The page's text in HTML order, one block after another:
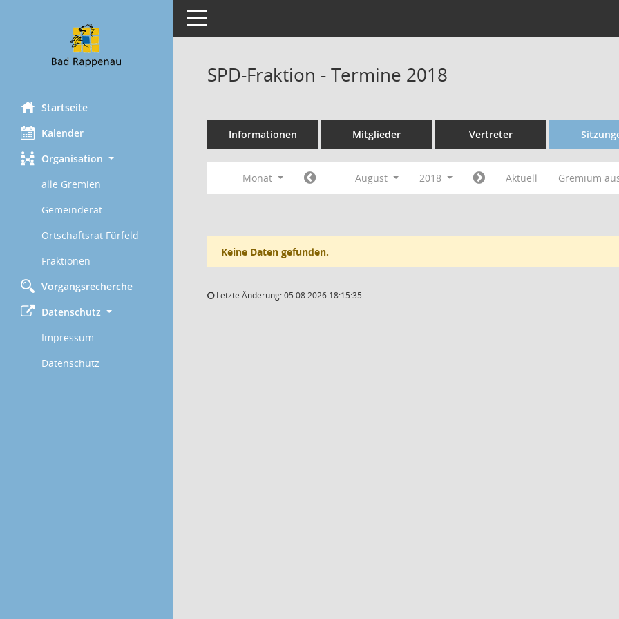
Startseite
Kalender
Organisation
alle Gremien
Gemeinderat
Ortschaftsrat Fürfeld
Fraktionen
Vorgangsrecherche
Datenschutz
Impressum
Datenschutz
Toggle navigation
SPD-Fraktion - Termine 2018
Informationen Mitglieder Vertreter
Monat August 2018 Aktuell Gremium
Keine Daten gefunden.
Letzte Änderung: 05.08.2026 18:15:35